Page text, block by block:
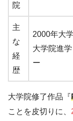
院
主
な
経
歴
2000年大
大学院進
ー
大学院修了作品『
ことを皮切りに、